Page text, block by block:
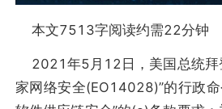
本文7513字阅读约需22分钟
2021年5月12日，美国总统拜
家网络安全(EO14028)”的行政